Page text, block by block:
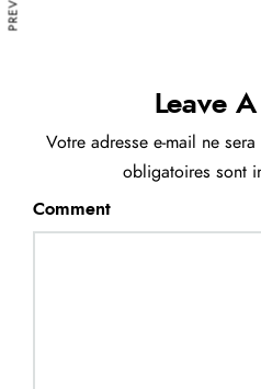
o
Leave
Votre adresse e-mail ne
obligatoires sont
Comment